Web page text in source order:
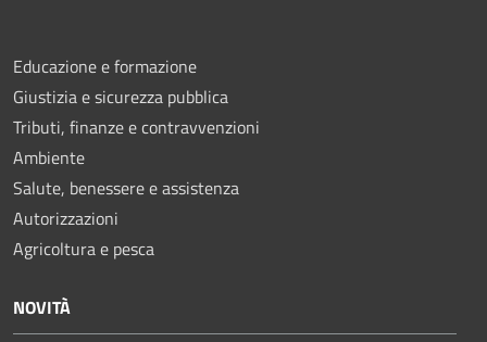
Educazione e formazione
Giustizia e sicurezza pubblica
Tributi, finanze e contravvenzioni
Ambiente
Salute, benessere e assistenza
Autorizzazioni
Agricoltura e pesca
NOVITÀ